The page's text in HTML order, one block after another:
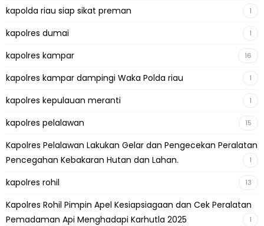
kapolda riau siap sikat preman 1
kapolres dumai 1
kapolres kampar 16
kapolres kampar dampingi Waka Polda riau 1
kapolres kepulauan meranti 1
kapolres pelalawan 15
Kapolres Pelalawan Lakukan Gelar dan Pengecekan Peralatan
Pencegahan Kebakaran Hutan dan Lahan.
1
kapolres rohil 13
Kapolres Rohil Pimpin Apel Kesiapsiagaan dan Cek Peralatan
Pemadaman Api Menghadapi Karhutla 2025
1